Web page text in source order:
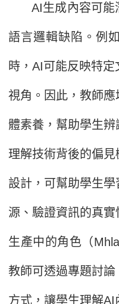
AI生成內容可能
語言邏輯缺陷。例
時，AI可能反映特
視角。因此，教師
體素養，幫助學生
理解技術背後的偏
設計，可幫助學生
源、驗證資訊的真
生產中的角色（
教師可透過專題討
方式，讓學生理解AI